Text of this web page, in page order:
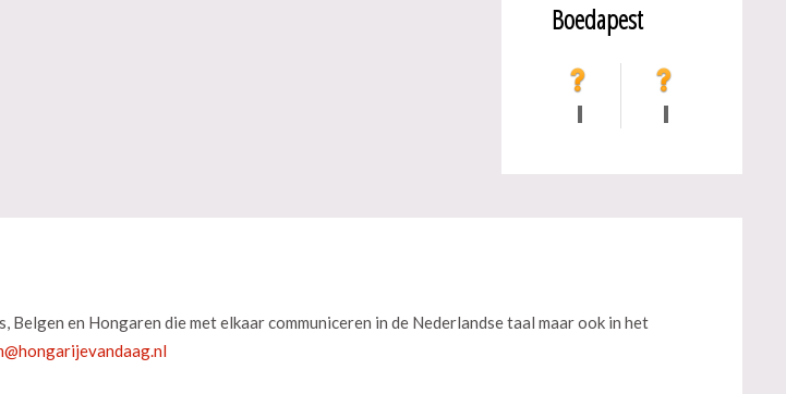
Boedapest
en Hongaren die met elkaar communiceren in de Nederlandse taal maar ook in het